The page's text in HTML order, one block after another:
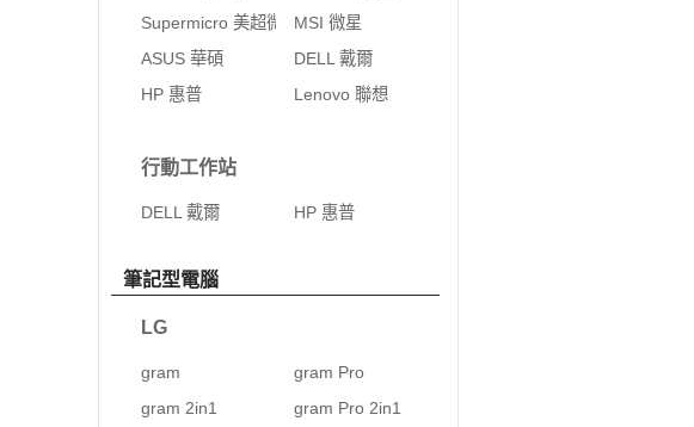
Supermicro 美超微
MSI 微星
ASUS 華碩
DELL 戴爾
HP 惠普
Lenovo 聯想
行動工作站
DELL 戴爾 HP 惠普
筆記型電腦
LG
gram
gram Pro
gram 2in1
gram Pro 2in1